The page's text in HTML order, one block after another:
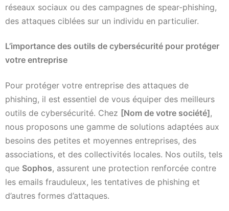
réseaux sociaux ou des campagnes de spear-phishing,
des attaques ciblées sur un individu en particulier.
L’importance des outils de cybersécurité pour protéger
votre entreprise
Pour protéger votre entreprise des attaques de
phishing, il est essentiel de vous équiper des meilleurs
outils de cybersécurité. Chez [Nom de votre société],
nous proposons une gamme de solutions adaptées aux
besoins des petites et moyennes entreprises, des
associations, et des collectivités locales. Nos outils, tels
que Sophos, assurent une protection renforcée contre
les emails frauduleux, les tentatives de phishing et
d’autres formes d’attaques.